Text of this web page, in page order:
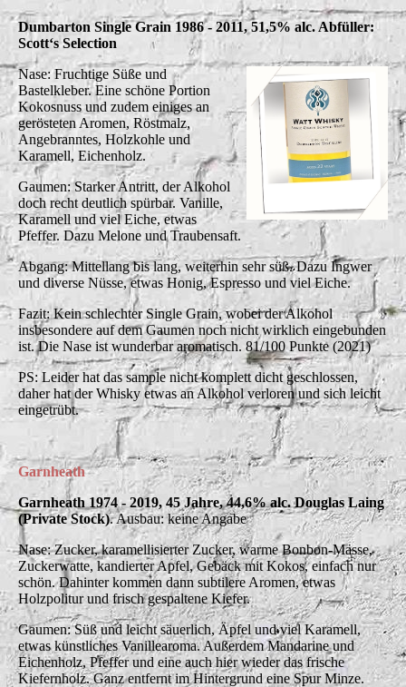
Dumbarton Single Grain 1986 - 2011, 51,5% alc. Abfüller:
Scott‘s Selection
Nase: Fruchtige Süße und
Bastelkleber. Eine schöne Portion
Kokosnuss und zudem einiges an
gerösteten Aromen, Röstmalz,
Angebranntes, Holzkohle und
Karamell, Eichenholz.
Gaumen: Starker Antritt, der Alkohol
doch recht deutlich spürbar. Vanille,
Karamell und viel Eiche, etwas
Pfeffer. Dazu Melone und Traubensaft.
Abgang: Mittellang bis lang, weiterhin sehr süß. Dazu Ingwer
und diverse Nüsse, etwas Honig, Espresso und viel Eiche.
Fazit: Kein schlechter Single Grain, wobei der Alkohol
insbesondere auf dem Gaumen noch nicht wirklich eingebunden
ist. Die Nase ist wunderbar aromatisch. 81/100 Punkte (2021)
PS: Leider hat das sample nicht komplett dicht geschlossen,
daher hat der Whisky etwas an Alkohol verloren und sich leicht
eingetrübt.
Garnheath
Garnheath 1974 - 2019, 45 Jahre, 44,6% alc. Douglas Laing
(Private Stock). Ausbau: keine Angabe
Nase: Zucker, karamellisierter Zucker, warme Bonbon-Masse,
Zuckerwatte, kandierter Apfel, Gebäck mit Kokos, einfach nur
schön. Dahinter kommen dann subtilere Aromen, etwas
Holzpolitur und frisch gespaltene Kiefer.
Gaumen: Süß und leicht säuerlich, Äpfel und viel Karamell,
etwas künstliches Vanillearoma. Außerdem Mandarine und
Eichenholz, Pfeffer und eine auch hier wieder das frische
Kiefernholz. Ganz entfernt im Hintergrund eine Spur Minze.